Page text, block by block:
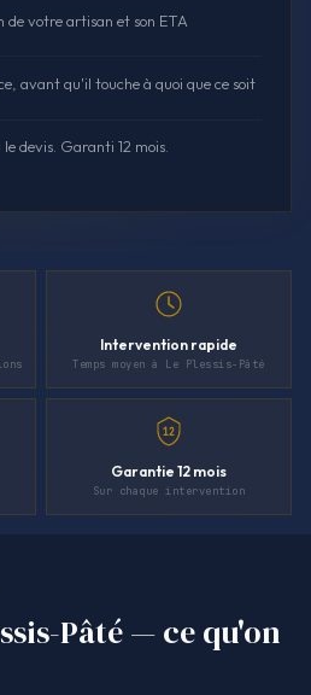
de votre artisan et son ETA
avant qu'il touche à quoi que ce soit
devis. Garanti 12 mois.
Intervention rapide
Temps moyen à Le Plessis-Pâté
12
Garantie 12 mois
Sur chaque intervention
Pâté — ce qu'on